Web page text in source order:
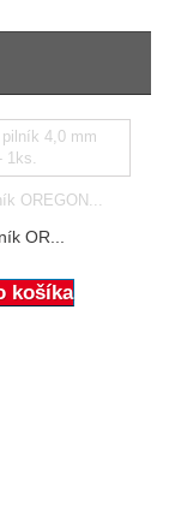
OREGON...
OR...
košíka